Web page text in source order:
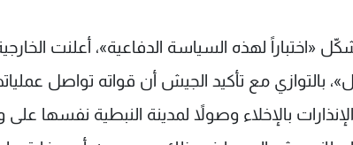
«اختباراً لهذه السياسة الدفاعية»، أعلنت
بالتوازي مع تأكيد الجيش أن قواته تواصل
بالإخلاء وصولاً لمدينة النبطية